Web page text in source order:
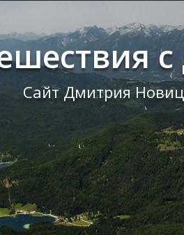
Сайт Дмитрия